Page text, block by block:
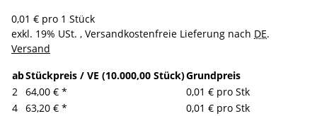
0,01 € pro 1 Stück
exkl. 19% USt. , Versandkostenfreie Lieferung nach DE.
Versand
abStückpreis / VE (10.000,00 Stück)Grundpreis
2 64,00 € *
0,01 € pro Stk
4 63,20 € *
0,01 € pro Stk